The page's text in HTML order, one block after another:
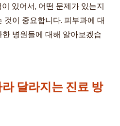
있어서, 어떤 문제가 있는지
것이 중요합니다. 피부과에 대
병원들에 대해 알아보겠습
달라지는 진료 방